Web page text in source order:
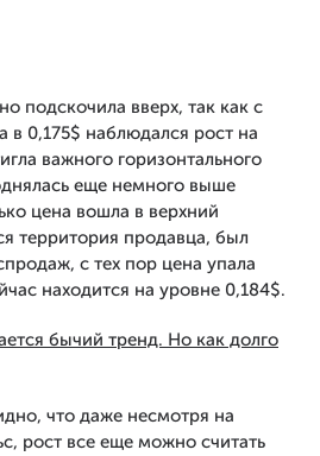
подскочила вверх, так как с
в 0,175$ наблюдался рост на
важного горизонтального
еще немного выше
цена вошла в верхний
территория продавца, был
с тех пор цена упала
находится на уровне 0,184$.
что даже несмотря на
рост все еще можно считать